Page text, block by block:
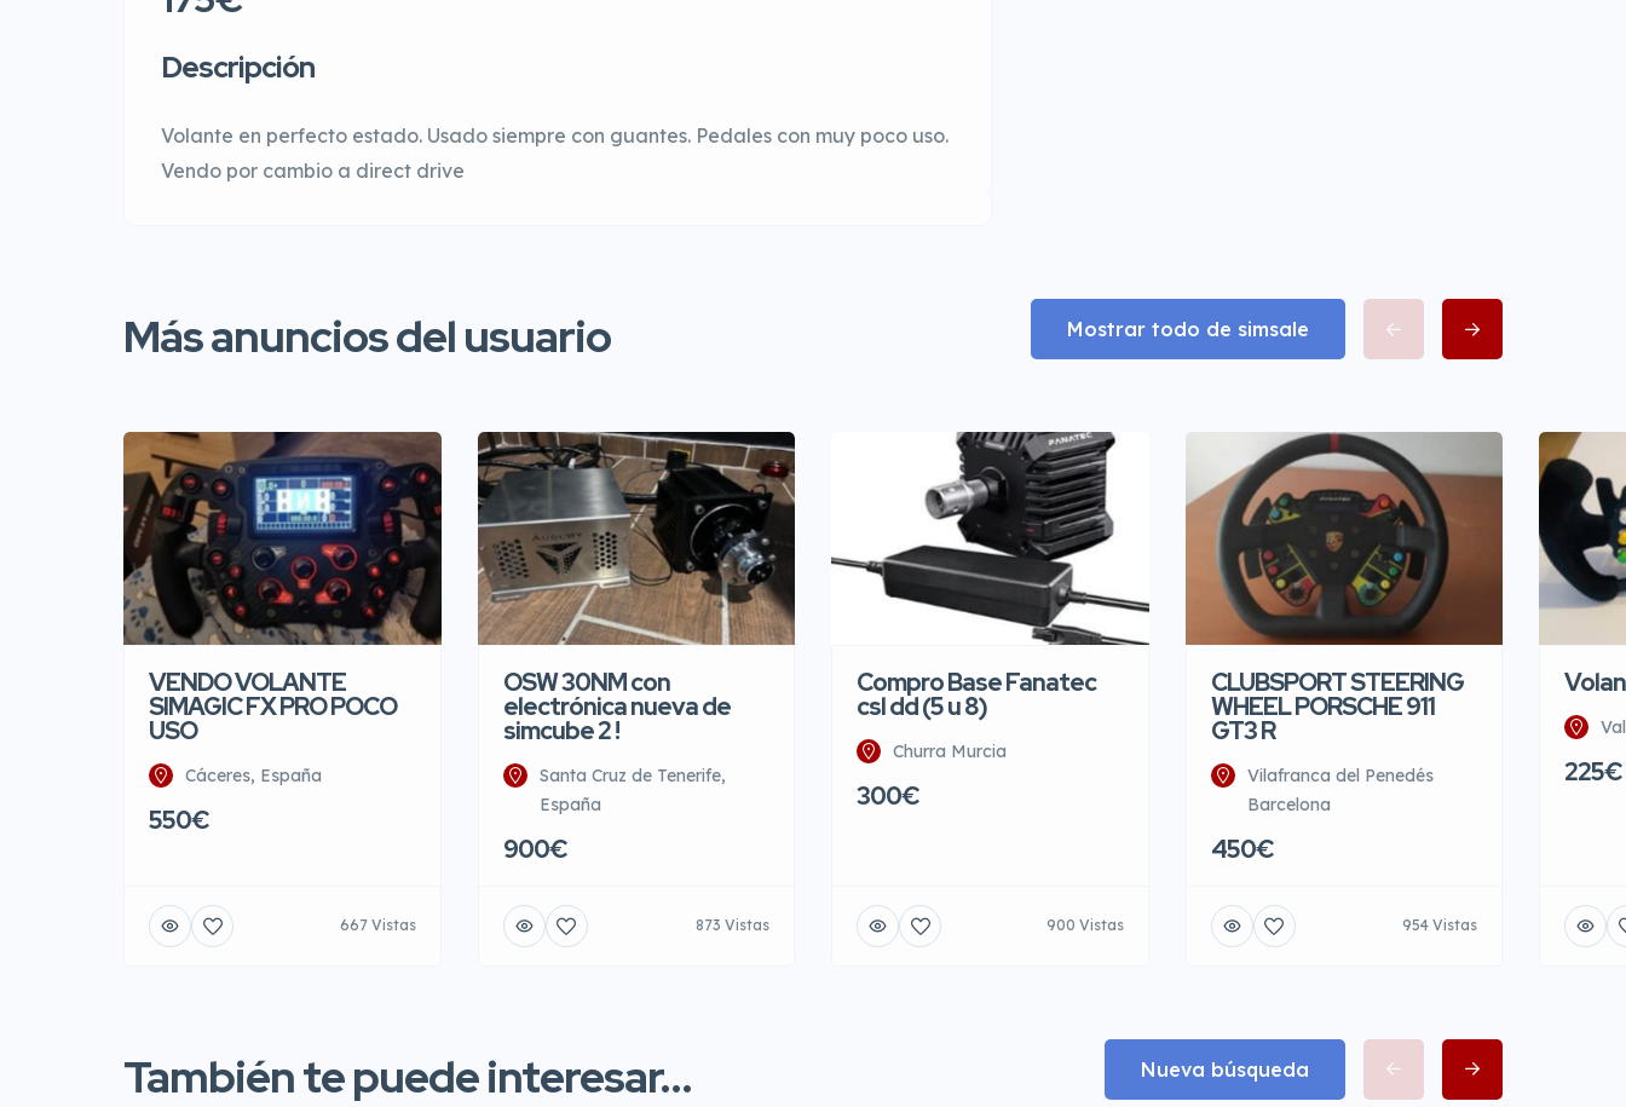
Descripción
Volante en perfecto estado. Usado siempre con guantes. Pedales con muy poco uso.
Vendo por cambio a direct drive
Más anuncios del usuario Mostrar todo de simsale
VENDO VOLANTE
SIMAGIC FX PRO POCO
USO
Cáceres, España
550€
667 Vistas
OSW 30NM con
electrónica nueva de
simcube 2 !
Santa Cruz de Tenerife,
España
900€
873 Vistas
Compro Base Fanatec
csl dd (5 u 8)
Churra Murcia
300€
900 Vistas
CLUBSPORT STEERING
WHEEL PORSCHE 911
GT3 R
Vilafranca del Penedés
Barcelona
450€
954 Vistas
225€
También te puede interesar... Nueva búsqueda